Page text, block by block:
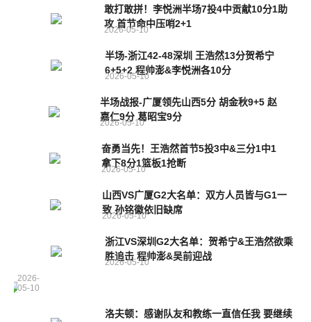
敢打敢拼！李悦洲半场7投4中贡献10分1助
攻 首节命中压哨2+1
2026-05-10
半场-浙江42-48深圳 王浩然13分贺希宁
6+5+2 程帅澎&李悦洲各10分
2026-05-10
半场战报-广厦领先山西5分 胡金秋9+5 赵
嘉仁9分 葛昭宝9分
2026-05-10
奋勇当先！王浩然首节5投3中&三分1中1
拿下8分1篮板1抢断
2026-05-10
山西VS广厦G2大名单：双方人员皆与G1一
致 孙铭徽依旧缺席
2026-05-10
浙江VS深圳G2大名单：贺希宁&王浩然欲乘
胜追击 程帅澎&吴前迎战
2026-05-10
2026-
05-10
洛夫顿：感谢队友和教练一直信任我 要继续